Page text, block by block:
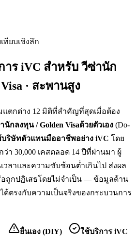
เทียบเชิงลึก
าร iVC สำหรับวีซ่านัก
· สะพานสูง
แตกต่าง 12 มิติที่สำคัญที่สุดเมื่อต้อง
นักลงทุน / Golden Visaด้วยตัวเอง (Do-
บริษัทตัวแทนมืออาชีพอย่าง iVC โดย
ว่า 30,000 เคสตลอด 14 ปีที่ผ่านมา ผู้
วลาและความซับซ้อนต่ำเกินไป ส่งผล
อถูกปฏิเสธโดยไม่จำเป็น — ข้อมูลด้าน
ตรงกับความเป็นจริงของกระบวนการ
ยื่นเอง (DIY) ใช้บริการ iVC